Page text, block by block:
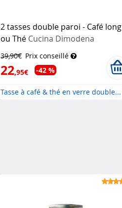
2 tasses double paroi - Café long
ou Thé Cucina Dimodena
39,90€ Prix conseillé
22,95€ -42 %
Tasse à café & thé en verre double...